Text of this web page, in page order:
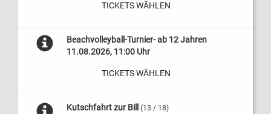
TICKETS WÄHLEN
Beachvolleyball-Turnier- ab 12 Jahren
11.08.2026, 11:00 Uhr
TICKETS WÄHLEN
Kutschfahrt zur Bill (13 / 18)